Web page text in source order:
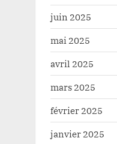
juin 2025
mai 2025
avril 2025
mars 2025
février 2025
janvier 2025